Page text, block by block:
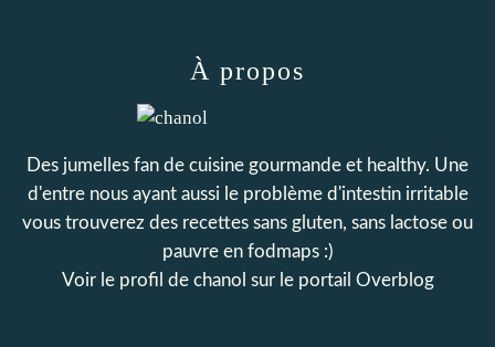
À propos
Des jumelles fan de cuisine gourmande et healthy. Une
d'entre nous ayant aussi le problème d'intestin irritable
vous trouverez des recettes sans gluten, sans lactose ou
pauvre en fodmaps :)
Voir le profil de chanol sur le portail Overblog